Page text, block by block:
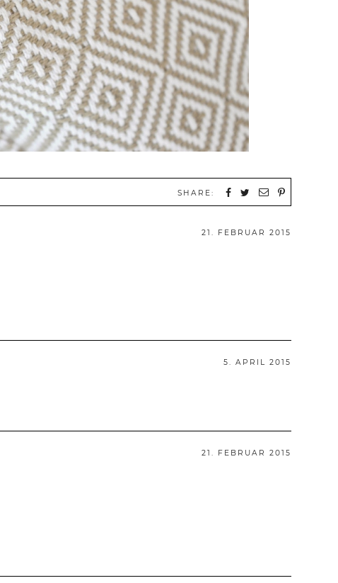
SHARE:
21. FEBRUAR 2015
5. APRIL 2015
21. FEBRUAR 2015